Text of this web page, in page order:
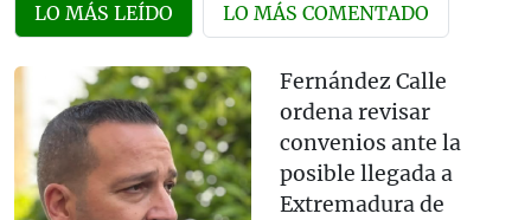
LO MÁS LEÍDO LO MÁS COMENTADO
Fernández Calle
ordena revisar
convenios ante la
posible llegada a
Extremadura de